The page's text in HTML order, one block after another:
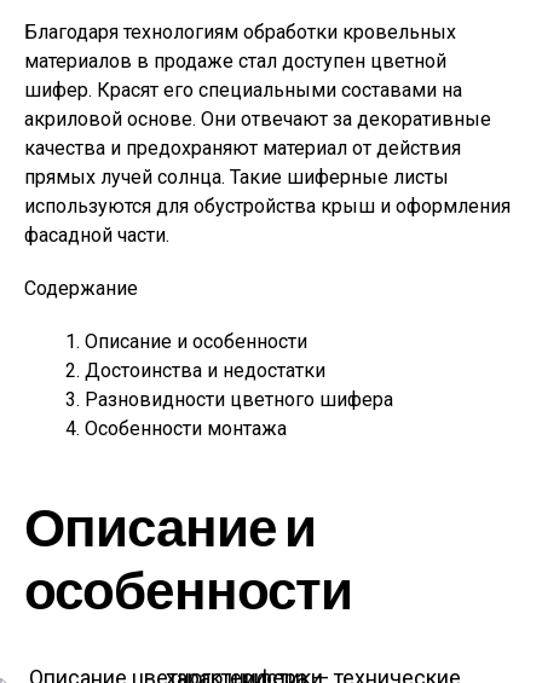
Благодаря технологиям обработки кровельных
материалов в продаже стал доступен цветной
шифер. Красят его специальными составами на
акриловой основе. Они отвечают за декоративные
качества и предохраняют материал от действия
прямых лучей солнца. Такие шиферные листы
используются для обустройства крыш и оформления
фасадной части.
Содержание
Описание и особенности
Достоинства и недостатки
Разновидности цветного шифера
Особенности монтажа
Описание и
особенности